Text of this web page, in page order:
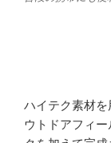
ハイテク素材
ウトドアフィ